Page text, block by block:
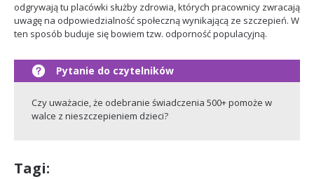
odgrywają tu placówki służby zdrowia, których pracownicy zwracają
uwagę na odpowiedzialność społeczną wynikającą ze szczepień. W
ten sposób buduje się bowiem tzw. odporność populacyjną.
Czy uważacie, że odebranie świadczenia 500+ pomoże w
walce z nieszczepieniem dzieci?
Tagi: